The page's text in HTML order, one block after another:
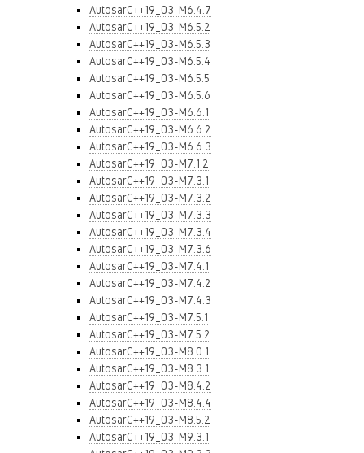
AutosarC++19_03-M6.4.7
AutosarC++19_03-M6.5.2
AutosarC++19_03-M6.5.3
AutosarC++19_03-M6.5.4
AutosarC++19_03-M6.5.5
AutosarC++19_03-M6.5.6
AutosarC++19_03-M6.6.1
AutosarC++19_03-M6.6.2
AutosarC++19_03-M6.6.3
AutosarC++19_03-M7.1.2
AutosarC++19_03-M7.3.1
AutosarC++19_03-M7.3.2
AutosarC++19_03-M7.3.3
AutosarC++19_03-M7.3.4
AutosarC++19_03-M7.3.6
AutosarC++19_03-M7.4.1
AutosarC++19_03-M7.4.2
AutosarC++19_03-M7.4.3
AutosarC++19_03-M7.5.1
AutosarC++19_03-M7.5.2
AutosarC++19_03-M8.0.1
AutosarC++19_03-M8.3.1
AutosarC++19_03-M8.4.2
AutosarC++19_03-M8.4.4
AutosarC++19_03-M8.5.2
AutosarC++19_03-M9.3.1